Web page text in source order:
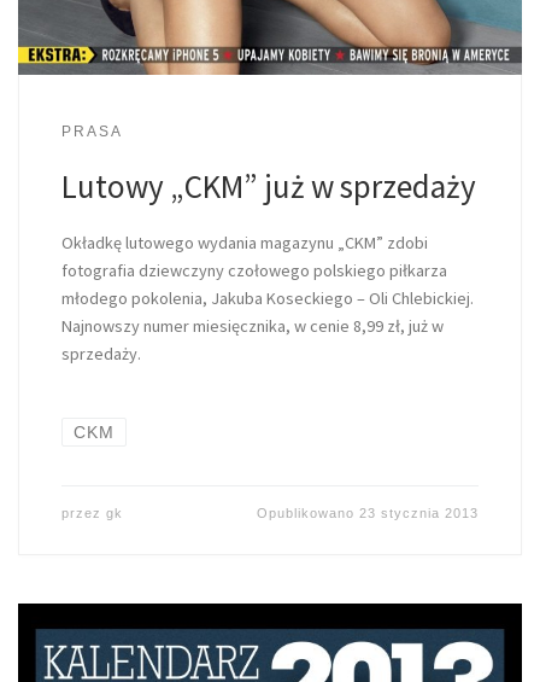
PRASA
Lutowy „CKM” już w sprzedaży
Okładkę lutowego wydania magazynu „CKM” zdobi
fotografia dziewczyny czołowego polskiego piłkarza
młodego pokolenia, Jakuba Koseckiego – Oli Chlebickiej.
Najnowszy numer miesięcznika, w cenie 8,99 zł, już w
sprzedaży.
CKM
przez gk Opublikowano 23 stycznia 2013